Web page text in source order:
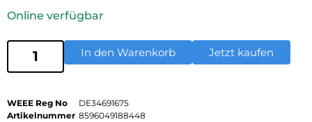
Online verfügbar
In den Warenkorb Jetzt kaufen
WEEE Reg No
DE34691675
Artikelnummer 8596049188448